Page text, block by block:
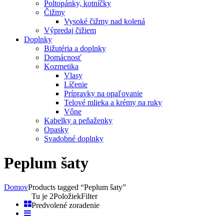
Poltopánky, kotníčky
Čižmy
Vysoké čižmy nad kolená
Výpredaj čižiem
Doplnky
Bižutéria a doplnky
Domácnosť
Kozmetika
Vlasy
Líčenie
Prípravky na opaľovanie
Telové mlieka a krémy na ruky
Vône
Kabelky a peňaženky
Opasky
Svadobné doplnky
Peplum šaty
DomovProducts tagged “Peplum šaty”
Tu je 2PoložiekFilter
Predvolené zoradenie